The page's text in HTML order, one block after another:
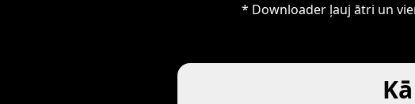
* Downloader ļauj ātri un